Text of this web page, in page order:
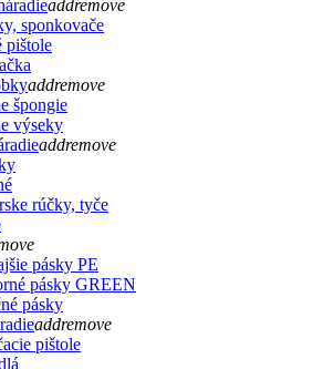
addremove
sponkovače
pištole
addremove
špongie
výseky
addremove
rúčky, tyče
pásky PE
pásky GREEN
pásky
addremove
pištole